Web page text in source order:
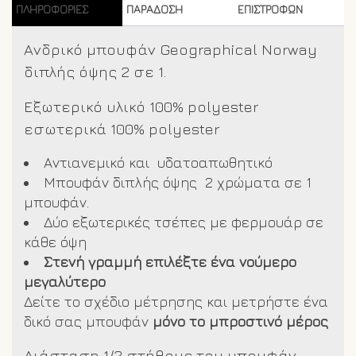
ΠΛΗΡΟΦΟΡΊΕΣ
ΠΑΡΑΔΟΣΗ
ΕΠΙΣΤΡΟΦΩΝ
Ανδρικό μπουφάν Geographical Norway
διπλής όψης 2 σε 1.
Εξωτερικό υλικό 100% polyester
εσωτερικά 100% polyester
Αντιανεμικό και υδατοαπωθητικό
Μπουφάν διπλής όψης 2 χρώματα σε 1
μπουφάν.
Δύο εξωτερικές τσέπες με φερμουάρ σε
κάθε όψη
Στενή γραμμή επιλέξτε ένα νούμερο
μεγαλύτερο
Δείτε το σχέδιο μέτρησης και μετρήστε ένα
δικό σας μπουφάν μόνο το μπροστινό μέρος